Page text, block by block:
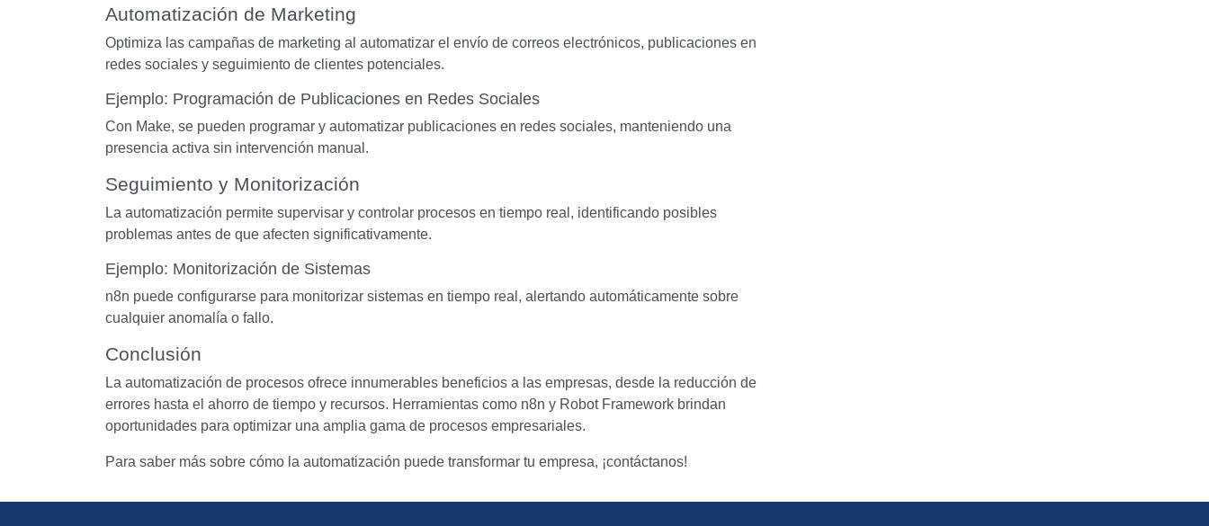
Automatización de Marketing
Optimiza las campañas de marketing al automatizar el envío de correos electrónicos, publicaciones en
redes sociales y seguimiento de clientes potenciales.
Ejemplo: Programación de Publicaciones en Redes Sociales
Con Make, se pueden programar y automatizar publicaciones en redes sociales, manteniendo una
presencia activa sin intervención manual.
Seguimiento y Monitorización
La automatización permite supervisar y controlar procesos en tiempo real, identificando posibles
problemas antes de que afecten significativamente.
Ejemplo: Monitorización de Sistemas
n8n puede configurarse para monitorizar sistemas en tiempo real, alertando automáticamente sobre
cualquier anomalía o fallo.
Conclusión
La automatización de procesos ofrece innumerables beneficios a las empresas, desde la reducción de
errores hasta el ahorro de tiempo y recursos. Herramientas como n8n y Robot Framework brindan
oportunidades para optimizar una amplia gama de procesos empresariales.
Para saber más sobre cómo la automatización puede transformar tu empresa, ¡contáctanos!